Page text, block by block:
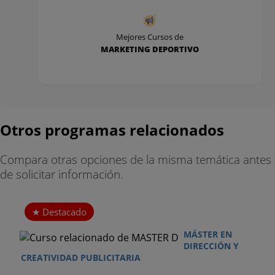
GESTIÓN INTERCULTURAL/CROSS CULTURAL
MODELOS DE NEGOCIO EN LA ECONOMÍA
/ MOBILE MARKETING
CUARTO CURSO
DIRECCIÓN ESTRATÉGICA
PLAN DE MARKETING INTEGRADO
MARKETING INTERNACIONAL / INTERNATIONAL
Mejores Cursos de
MARKETING DEPORTIVO
Otros programas relacionados
Compara otras opciones de la misma temática antes
de solicitar información.
Destacado
MÁSTER EN
DIRECCIÓN Y
CREATIVIDAD PUBLICITARIA